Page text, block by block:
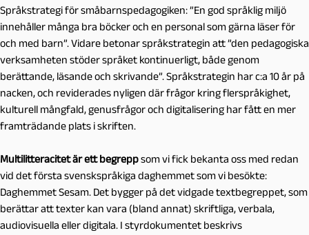
Språkstrategi för småbarnspedagogiken: ”En god språklig miljö
innehåller många bra böcker och en personal som gärna läser för
och med barn”. Vidare betonar språkstrategin att ”den pedagogiska
verksamheten stöder språket kontinuerligt, både genom
berättande, läsande och skrivande”. Språkstrategin har c:a 10 år på
nacken, och reviderades nyligen där frågor kring flerspråkighet,
kulturell mångfald, genusfrågor och digitalisering har fått en mer
framträdande plats i skriften.
Multilitteracitet är ett begreppsom vi fick bekanta oss med redan
vid det första svenskspråkiga daghemmet som vi besökte:
Daghemmet Sesam. Det bygger på det vidgade textbegreppet, som
berättar att texter kan vara (bland annat) skriftliga, verbala,
audiovisuella eller digitala. I styrdokumentet beskrivs